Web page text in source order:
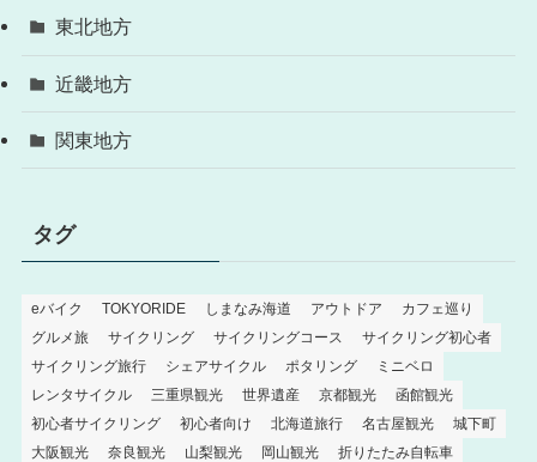
東北地方
近畿地方
関東地方
タグ
eバイク TOKYORIDE しまなみ海道 アウトドア
カフェ巡り
グルメ旅
サイクリング サイクリングコース
サイクリング初心者
サイクリング旅行
シェアサイクル ポタリング
ミニベロ
レンタサイクル
三重県観光 世界遺産 京都観光
函館観光
初心者サイクリング
初心者向け 北海道旅行 名古屋観光
城下町
大阪観光
奈良観光 山梨観光 岡山観光
折りたたみ自転車